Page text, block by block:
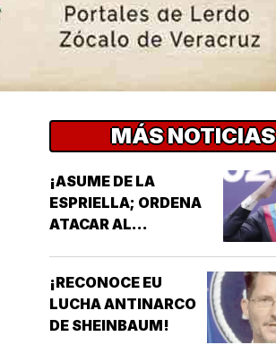
MÁS NOTICIAS
¡ASUME DE LA
ESPRIELLA; ORDENA
ATACAR AL
'NARCOTERRORISMO'!
¡RECONOCE EU
LUCHA ANTINARCO
DE SHEINBAUM!